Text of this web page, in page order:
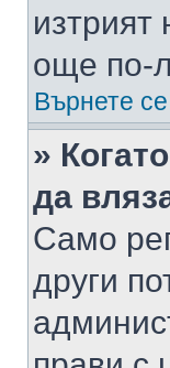
още по-
Върнете
»
да
Само
други